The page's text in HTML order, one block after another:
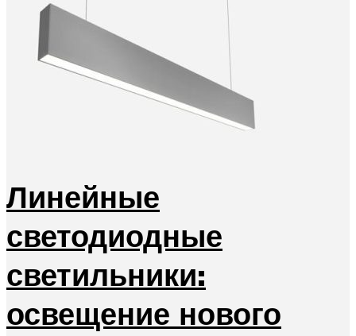
Линейные
светодиодные
светильники:
освещение нового